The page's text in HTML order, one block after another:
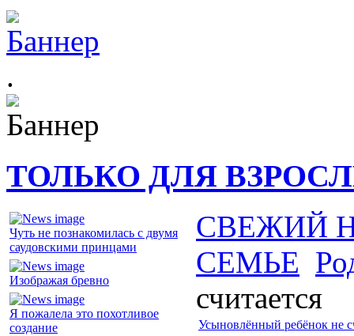
.
ТОЛЬКО ДЛЯ
Чуть не познакомилась с двумя
саудовскими принцами
Изображая бревно
Я пожалела это похотливое
создание
СВЕЖИЙ
СЕМЬЕ
считается
Усыновлённый ребёнок не